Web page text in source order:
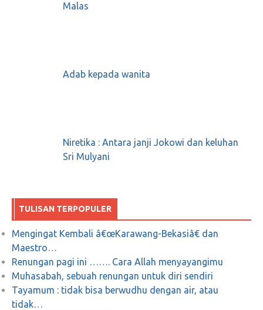
April 30, 2018 0
0
Didukung Aktifis, Ulama, Artis, Video Klip
#2019GantiPresiden Bikin Kawan Merinding
dan Bikin Lawan Meradang
Juni 7, 2018 0
Malas
Adab kepada wanita
Niretika : Antara janji Jokowi dan keluhan
Sri Mulyani
TULISAN TERPOPULER
Mengingat Kembali â€œKarawang-Bekasiâ€ dan
Maestro…
Renungan pagi ini ……. Cara Allah menyayangimu
Muhasabah, sebuah renungan untuk diri sendiri
Tayamum : tidak bisa berwudhu dengan air, atau
tidak…